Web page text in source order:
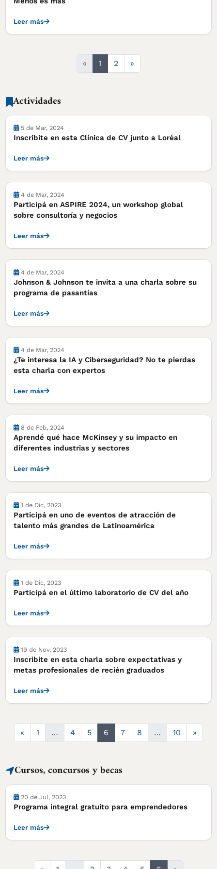
Leer más
« 1 2 »
Actividades
Actividades
5 de Mar, 2024
Inscribite en esta Clínica de CV junto a Loréal
Leer más
Actividades
4 de Mar, 2024
Participá en ASPIRE 2024, un workshop global
sobre consultoría y negocios
Leer más
Actividades
4 de Mar, 2024
Johnson & Johnson te invita a una charla sobre su
programa de pasantías
Leer más
Actividades
4 de Mar, 2024
¿Te interesa la IA y Ciberseguridad? No te pierdas
esta charla con expertos
Leer más
Actividades
8 de Feb, 2024
Aprendé qué hace McKinsey y su impacto en
diferentes industrias y sectores
Leer más
Actividades
1 de Dic, 2023
Participá en uno de eventos de atracción de
talento más grandes de Latinoamérica
Leer más
Actividades
1 de Dic, 2023
Participá en el último laboratorio de CV del año
Leer más
Actividades
19 de Nov, 2023
Inscribite en esta charla sobre expectativas y
metas profesionales de recién graduados
Leer más
« Anterior
1 … 4 5 6 7 8 … 10 »
Cursos, concursos y becas
Cursos, concursos y becas
20 de Jul, 2023
Programa integral gratuito para emprendedores
Leer más